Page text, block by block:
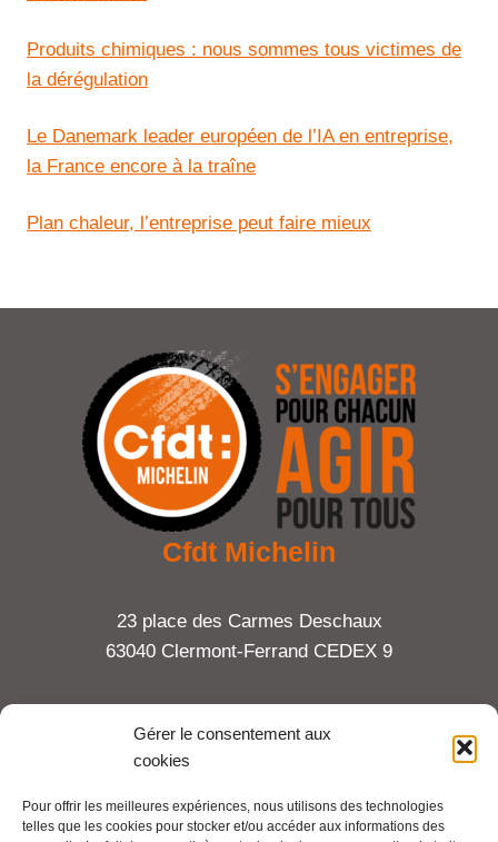
Gérer le consentement aux
cookies
Pour offrir les meilleures expériences, nous utilisons des technologies
telles que les cookies pour stocker et/ou accéder aux informations des
Produits chimiques : nous sommes tous victimes de
la dérégulation
Le Danemark leader européen de l’IA en entreprise,
la France encore à la traîne
Plan chaleur, l’entreprise peut faire mieux
Cfdt Michelin
23 place des Carmes Deschaux
63040 Clermont-Ferrand CEDEX 9
Mentions légales